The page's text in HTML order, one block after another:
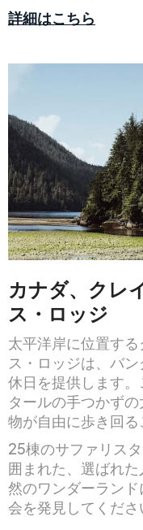
詳細はこちら
カナダ、クレ
ス・ロッジ
太平洋岸に位置す
ス・ロッジは、バ
休日を提供します
タールの手つかず
物が自由に歩き回る
25棟のサファリス
囲まれた、選ばれ
然のワンダーラン
会を発見してくださ